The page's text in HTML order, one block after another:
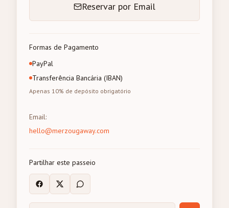
Reservar por Email
Formas de Pagamento
PayPal
Transferência Bancária (IBAN)
Apenas 10% de depósito obrigatório
Email:
hello@merzougaway.com
Partilhar este passeio